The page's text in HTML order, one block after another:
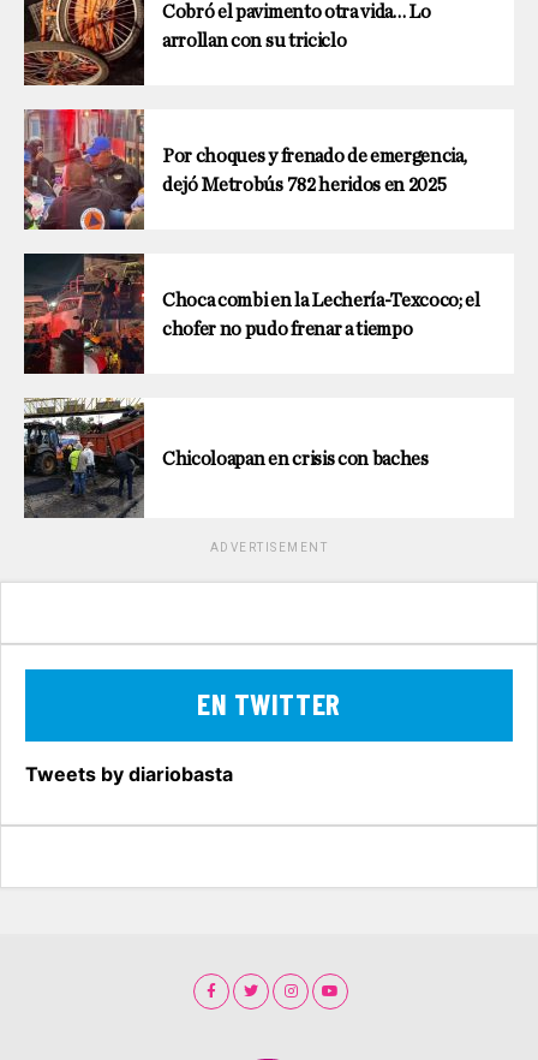
Cobró el pavimento otra vida… Lo
arrollan con su triciclo
Por choques y frenado de emergencia,
dejó Metrobús 782 heridos en 2025
Choca combi en la Lechería-Texcoco; el
chofer no pudo frenar a tiempo
Chicoloapan en crisis con baches
ADVERTISEMENT
EN TWITTER
Tweets by diariobasta